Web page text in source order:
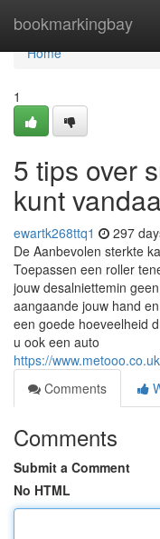
bookmarkingbay
Home
Home
1
5 tips over
kunt
ewartk268ttq1 297
De Aanbevolen sterkte
Toepassen een roller
jouw desalniettemin
aangaande jouw hand
een goede hoeveelheid
u ook een auto
https://
Comments
Comments
Submit a Comment
No HTML